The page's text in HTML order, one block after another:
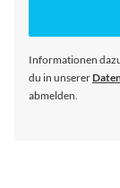
Informationen
du in unserer
abmelden.